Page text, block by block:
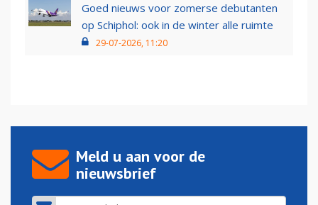
Goed nieuws voor zomerse debutanten
op Schiphol: ook in de winter alle ruimte
29-07-2026, 11:20
Meld u aan voor de
nieuwsbrief